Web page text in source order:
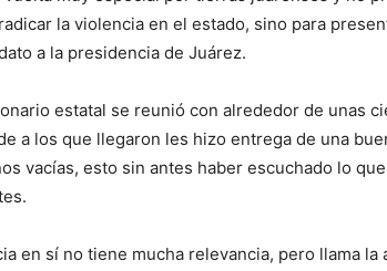
la violencia en el estado, sino para
a la presidencia de Juárez.
estatal se reunió con alrededor de unas
a los que llegaron les hizo entrega de una
vacías, esto sin antes haber escuchado lo
en sí no tiene mucha relevancia, pero llama